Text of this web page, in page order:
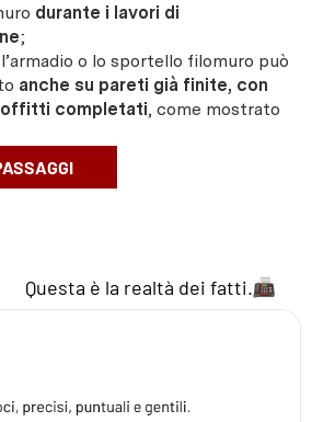
durante i lavori di
;
o lo sportello filomuro può
anche su pareti già finite, con
completati, come mostrato
Questa è la realtà dei fatti.